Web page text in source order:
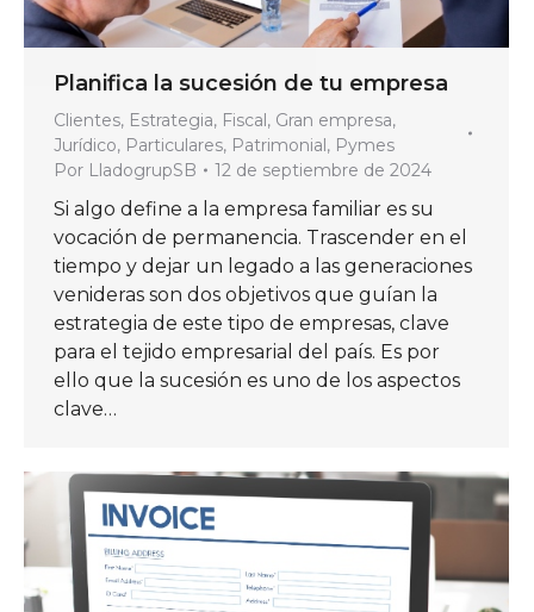
Planifica la sucesión de tu empresa
Clientes, Estrategia, Fiscal, Gran empresa,
Jurídico, Particulares, Patrimonial, Pymes
Por LladogrupSB 12 de septiembre de 2024
Si algo define a la empresa familiar es su
vocación de permanencia. Trascender en el
tiempo y dejar un legado a las generaciones
venideras son dos objetivos que guían la
estrategia de este tipo de empresas, clave
para el tejido empresarial del país. Es por
ello que la sucesión es uno de los aspectos
clave…